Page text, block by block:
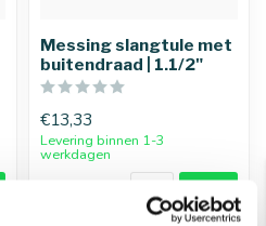
Messing slangtule met
buitendraad | 1.1/2"
€13,33
Levering binnen 1-3
werkdagen